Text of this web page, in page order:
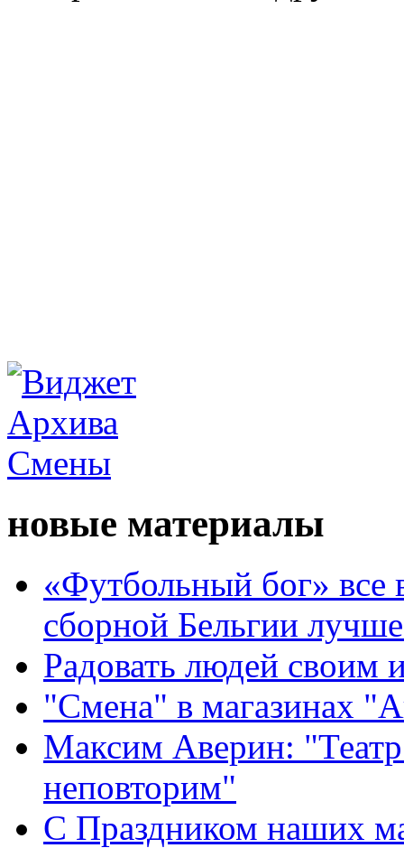
новые материалы
«Футбольный бог» все
сборной Бельгии
Радовать людей своим
"Смена" в магазинах
Максим Аверин:
неповторим"
С Праздником наших